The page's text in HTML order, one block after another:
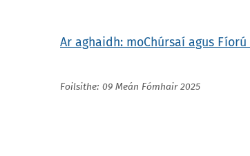
Ar aghaidh: moChúrsaí agus Fíorú
Foilsithe: 09 Meán Fómhair 2025